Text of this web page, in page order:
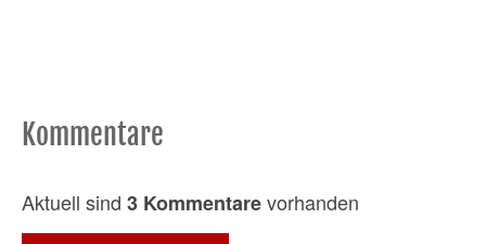
Kommentare
Aktuell sind 3 Kommentarevorhanden